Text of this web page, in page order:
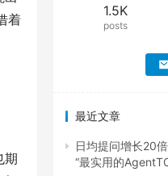
着
期
1.5K
posts
最近文章
日均提问增长20
“最实用的